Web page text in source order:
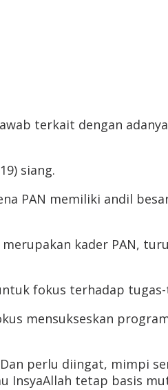
terkait dengan
siang.
PAN memiliki andil
kader PAN,
fokus terhadap
mensukseskan
perlu diingat, mimpi
InsyaAllah tetap basis